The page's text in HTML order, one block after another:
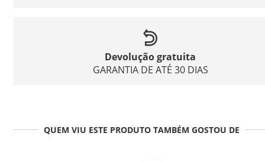
Devolução gratuita
GARANTIA DE ATÉ 30 DIAS
QUEM VIU ESTE PRODUTO TAMBÉM GOSTOU DE